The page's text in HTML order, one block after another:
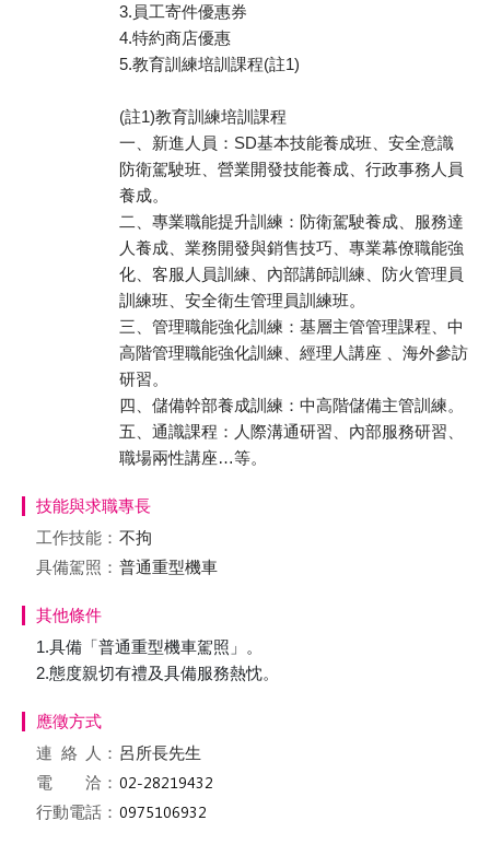
3.員工寄件優惠券
4.特約商店優惠
5.教育訓練培訓課程(註1)
(註1)教育訓練培訓課程
一、新進人員：SD基本技能養成班、安全意識
防衛駕駛班、營業開發技能養成、行政事務人員
養成。
二、專業職能提升訓練：防衛駕駛養成、服務達
人養成、業務開發與銷售技巧、專業幕僚職能強
化、客服人員訓練、內部講師訓練、防火管理員
訓練班、安全衛生管理員訓練班。
三、管理職能強化訓練：基層主管管理課程、中
高階管理職能強化訓練、經理人講座 、海外參訪
研習。
四、儲備幹部養成訓練：中高階儲備主管訓練。
五、通識課程：人際溝通研習、內部服務研習、
職場兩性講座…等。
技能與求職專長
工作技能： 不拘
具備駕照： 普通重型機車
其他條件
1.具備「普通重型機車駕照」。
2.態度親切有禮及具備服務熱忱。
應徵方式
連絡
人： 呂所長先生
電 洽：
行動電話：